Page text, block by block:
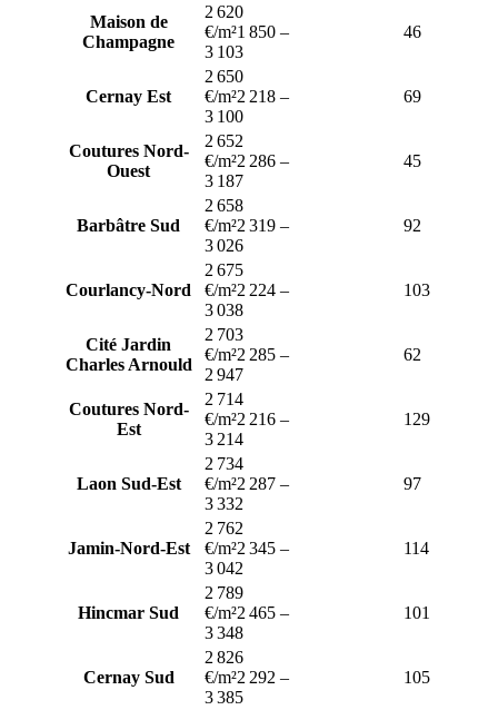
Maison de
Champagne
2 620
€/m²1 850 –
3 103
46
Cernay Est
2 650
€/m²2 218 –
3 100
69
Coutures Nord-
Ouest
2 652
€/m²2 286 –
3 187
45
Barbâtre Sud
2 658
€/m²2 319 –
3 026
92
Courlancy-Nord
2 675
€/m²2 224 –
3 038
103
Cité Jardin
Charles Arnould
2 703
€/m²2 285 –
2 947
62
Coutures Nord-
Est
2 714
€/m²2 216 –
3 214
129
Laon Sud-Est
2 734
€/m²2 287 –
3 332
97
Jamin-Nord-Est
2 762
€/m²2 345 –
3 042
114
Hincmar Sud
2 789
€/m²2 465 –
3 348
101
Cernay Sud
2 826
€/m²2 292 –
3 385
105